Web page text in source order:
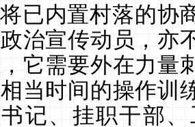
将已内置村落的协
治宣传动员，亦
它需要外在力量
当时间的操作训
记、挂职干部